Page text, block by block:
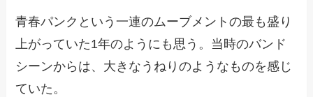
青春パンクという一連のムーブメントの最も盛り
上がっていた1年のようにも思う。当時のバンド
シーンからは、大きなうねりのようなものを感じ
ていた。